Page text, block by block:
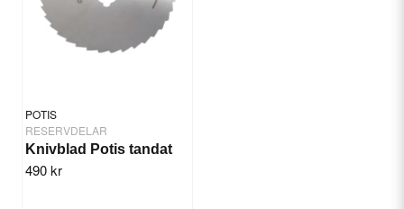
POTIS
RESERVDELAR
Knivblad Potis tandat
490 kr